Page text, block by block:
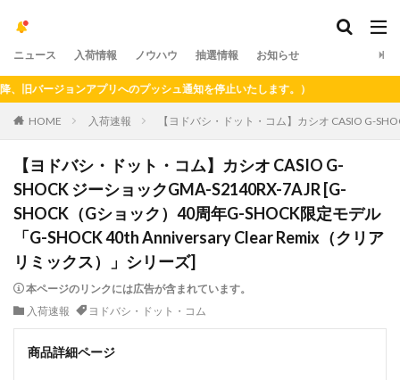
ニュース 入荷情報 ノウハウ 抽選情報 お知らせ
ジョンアプリへのプッシュ通知を停止いたします。）
HOME 入荷速報 【ヨドバシ・ドット・コム】カシオ CASIO G-
【ヨドバシ・ドット・コム】カシオ CASIO G-
SHOCK ジーショックGMA-S2140RX-7AJR [G-
SHOCK（Gショック）40周年G-SHOCK限定モデル
「G-SHOCK 40th Anniversary Clear Remix（クリア
リミックス）」シリーズ]
本ページのリンクには広告が含まれています。
入荷速報
ヨドバシ・ドット・コム
商品詳細ページ